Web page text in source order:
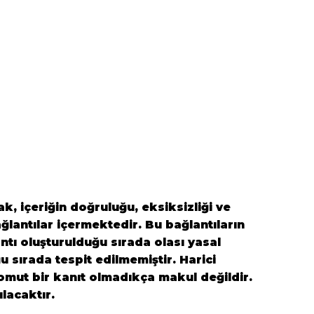
içeriğin doğruluğu, eksiksizliği ve
içermektedir. Bu bağlantıların
oluşturulduğu sırada olası yasal
sırada tespit edilmemiştir. Harici
bir kanıt olmadıkça makul değildir.